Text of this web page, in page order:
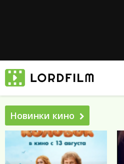
Новинки кино